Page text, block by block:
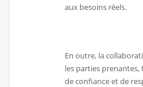
aux besoins réels.
En outre, la
les parties
de confiance et de